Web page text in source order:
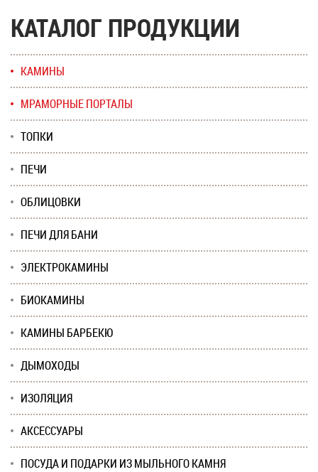
КАТАЛОГ ПРОДУКЦИИ
КАМИНЫ
МРАМОРНЫЕ ПОРТАЛЫ
ТОПКИ
ПЕЧИ
ОБЛИЦОВКИ
ПЕЧИ ДЛЯ БАНИ
ЭЛЕКТРОКАМИНЫ
БИОКАМИНЫ
КАМИНЫ БАРБЕКЮ
ДЫМОХОДЫ
ИЗОЛЯЦИЯ
АКСЕССУАРЫ
ПОСУДА И ПОДАРКИ ИЗ МЫЛЬНОГО КАМНЯ